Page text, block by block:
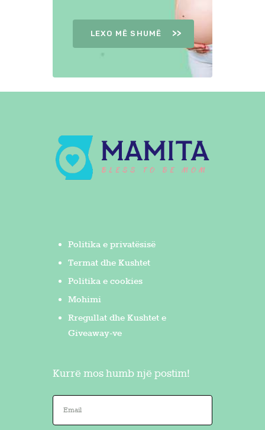
LEXO MË SHUMË
Politika e privatësisë
Termat dhe Kushtet
Politika e cookies
Mohimi
Rregullat dhe Kushtet e
Giveaway-ve
Kurrë mos humb një postim!